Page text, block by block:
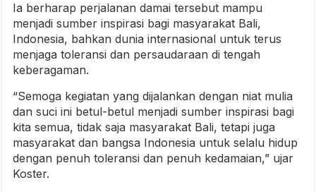
Ia berharap perjalanan damai tersebut mampu
menjadi sumber inspirasi bagi masyarakat Bali,
Indonesia, bahkan dunia internasional untuk terus
menjaga toleransi dan persaudaraan di tengah
keberagaman.
“Semoga kegiatan yang dijalankan dengan niat mulia
dan suci ini betul-betul menjadi sumber inspirasi bagi
kita semua, tidak saja masyarakat Bali, tetapi juga
masyarakat dan bangsa Indonesia untuk selalu hidup
dengan penuh toleransi dan penuh kedamaian,” ujar
Koster.